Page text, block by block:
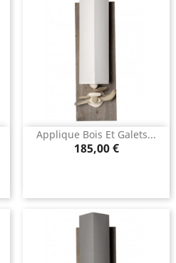
Applique Bois Et Galets...
Prix
185,00 €